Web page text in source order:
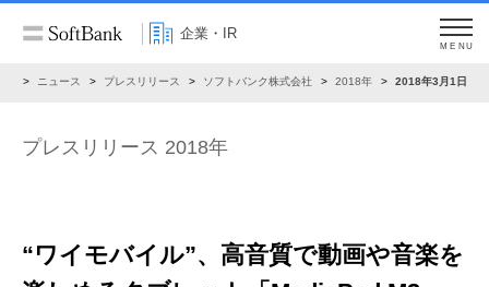
企業・IR
MENU
ニュース プレスリリース ソフトバンク株式会社 2018年 2018年3月1日
プレスリリース 2018年
“ワイモバイル”、高音質で動画や音楽を